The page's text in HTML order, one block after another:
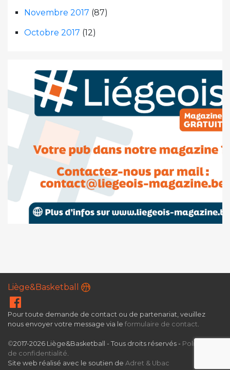
Novembre 2017 (87)
Octobre 2017 (12)
Liège&Basketball
Pour toute demande de contact ou de partenariat, veuillez
nous envoyer votre message via le formulaire de contact
©2017-2026 Liège&Basketball - Tous droits réservés - Politique
de confidentialité
Site web réalisé avec le soutien de Adret & Ubac